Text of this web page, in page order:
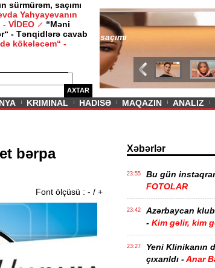
sürmürəm, saçımı
Yahyayevanın
VİDEO
“Məni
- Tənqidlərə cavab
kökələcəm“ -
AXTAR
/ MAQAZIN /
— 11 İyul 2026
Sevda Yahyayevanın
VİDEO
KRIMINAL HADISƏ MAQAZIN ANALIZ
bərpa
Font ölçüsü : - / +
Xəbərlər
23:55
Bu gün
FOTOLAR
23:42
Azərbaycan
- Kim gəlir, kim
23:27
Yeni Klinikanın
çıxarıldı -Anar